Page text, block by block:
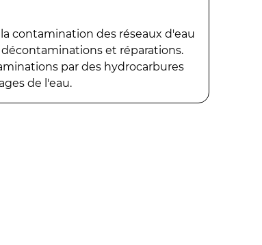
contamination des réseaux d'eau
et réparations.
par des hydrocarbures
de l'eau.